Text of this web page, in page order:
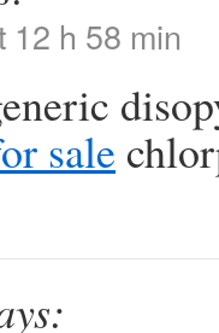
12 h 58 min
sale